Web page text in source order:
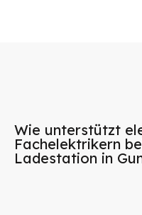
Wie unterstützt
Fachelektrikern
Ladestation in